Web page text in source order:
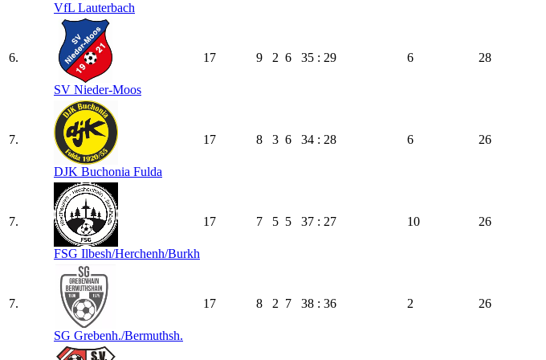
VfL Lauterbach
6.
SV Nieder-Moos
17 9 2 6 35 : 29 6 28
7.
DJK Buchonia Fulda
17 8 3 6 34 : 28 6 26
7.
FSG Ilbesh/​Herchenh/​Burkh
17 7 5 5 37 : 27 10 26
7.
SG Grebenh./​Bermuthsh.
17 8 2 7 38 : 36 2 26